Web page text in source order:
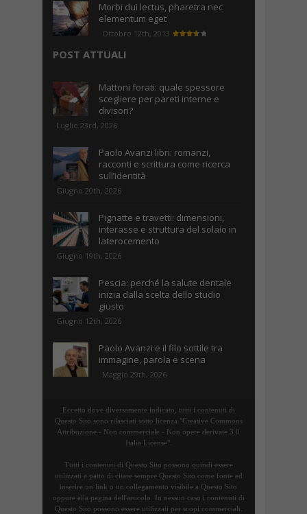
Morbi dui lectus, pharetra nec
elementum eget
Ottobre 12th, 2013
POST ATTUALI
Mattoni forati: quale spessore
scegliere per pareti interne e
divisori?
Luglio 23rd, 2026
Paolo Avanzi libri: romanzi,
racconti e scrittura come ricerca
sull’identità
Giugno 20th, 2026
Pignatte e travetti: dimensioni,
interasse e struttura del solaio in
laterocemento
Giugno 19th, 2026
Pescia: perché la salute dentale
inizia dalla scelta dello studio
giusto
Giugno 12th, 2026
Paolo Avanzi e il filo sottile tra
immagine, parola e scena
Maggio 29th, 2026
Eccetto dove diversamente indicato, tutti i contenuti di
Questo Sito sono rilasciati sotto licenza "Creative Commons
Attribuzione - Non commerciale - Non opere derivate 3.0
Italia License".
Tutti i contenuti di Questo Sito possono quindi essere
utilizzati a patto di citare sempre Questo Sito come fonte ed
inserire un link o un collegamento visibile a Questo Sito
oppure alla pagina dell'articolo. In nessun caso i contenuti di
Questo Sito possono essere utilizzati per scopi commerciali.